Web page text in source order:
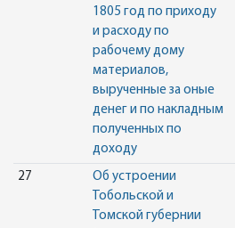
1805 год по приходу
и расходу по
рабочему дому
материалов,
вырученные за оные
денег и по накладным
полученных по
доходу
27
Об устроении
Тобольской и
Томской губернии